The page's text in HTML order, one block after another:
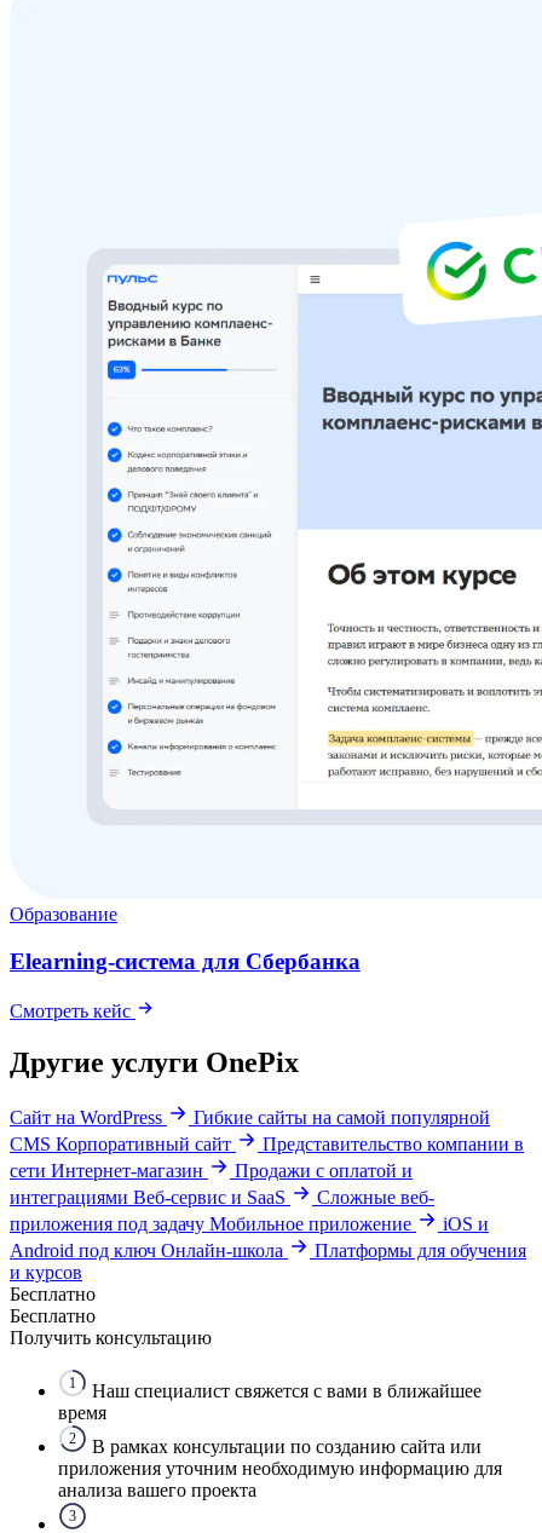
Образование
Elearning-система для Сбербанка
Смотреть кейс
Другие услуги OnePix
Сайт на WordPress
Гибкие сайты на самой популярной
CMS Корпоративный сайт
Представительство компании в
сети Интернет-магазин
Продажи с оплатой и
интеграциями Веб-сервис и SaaS
Сложные веб-
приложения под задачу Мобильное приложение
iOS и
Android под ключ Онлайн-школа
Платформы для обучения
и курсов
Бесплатно
Бесплатно
Получить консультацию
1
Наш специалист свяжется с вами в ближайшее
время
2
В рамках консультации по созданию сайта или
приложения уточним необходимую информацию для
анализа вашего проекта
3